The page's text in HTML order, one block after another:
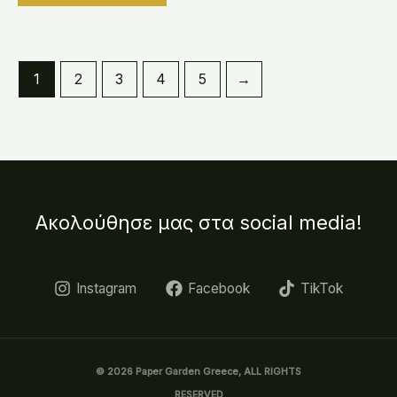
1 2 3 4 5 →
Ακολούθησε μας στα social media!
Instagram Facebook TikTok
© 2026 Paper Garden Greece, ALL RIGHTS
RESERVED